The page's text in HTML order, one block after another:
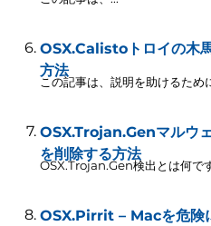
OSX.Calistoトロイの木
方法
この記事は、説明を助けるため
OSX.Trojan.Genマルウ
を削除する方法
OSX.Trojan.Gen検出とは何で
OSX.Pirrit – Macを危険